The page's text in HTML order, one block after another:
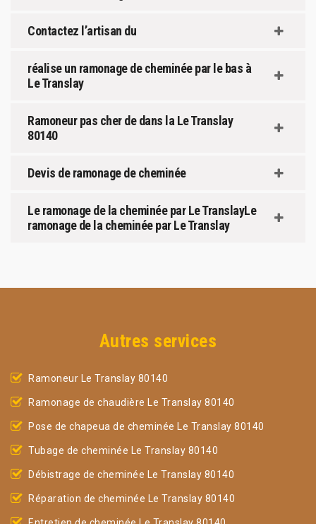
Contactez l’artisan du
réalise un ramonage de cheminée par le bas à
Le Translay
Ramoneur pas cher de dans la Le Translay
80140
Devis de ramonage de cheminée
Le ramonage de la cheminée par Le TranslayLe
ramonage de la cheminée par Le Translay
Autres services
Ramoneur Le Translay 80140
Ramonage de chaudière Le Translay 80140
Pose de chapeua de cheminée Le Translay 80140
Tubage de cheminée Le Translay 80140
Débistrage de cheminée Le Translay 80140
Réparation de cheminée Le Translay 80140